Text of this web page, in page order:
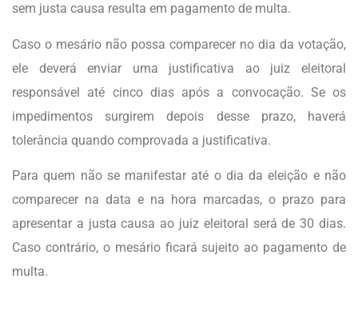
sem justa causa resulta em pagamento de multa.
Caso o mesário não possa comparecer no dia da votação,
ele deverá enviar uma justificativa ao juiz eleitoral
responsável até cinco dias após a convocação. Se os
impedimentos surgirem depois desse prazo, haverá
tolerância quando comprovada a justificativa.
Para quem não se manifestar até o dia da eleição e não
comparecer na data e na hora marcadas, o prazo para
apresentar a justa causa ao juiz eleitoral será de 30 dias.
Caso contrário, o mesário ficará sujeito ao pagamento de
multa.